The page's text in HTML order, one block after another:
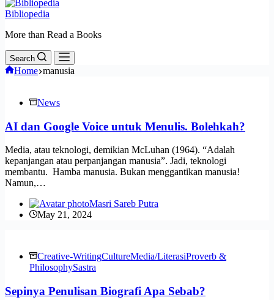
Bibliopedia
More than Read a Books
Search
Home manusia
News
AI dan Google Voice untuk Menulis. Bolehkah?
Media, atau teknologi, demikian McLuhan (1964). “Adalah
kepanjangan atau perpanjangan manusia”. Jadi, teknologi
membantu. Hamba manusia. Bukan menggantikan manusia!
Namun,…
Masri Sareb Putra
May 21, 2024
Creative-WritingCultureMedia/LiterasiProverb &
PhilosophySastra
Sepinya Penulisan Biografi Apa Sebab?